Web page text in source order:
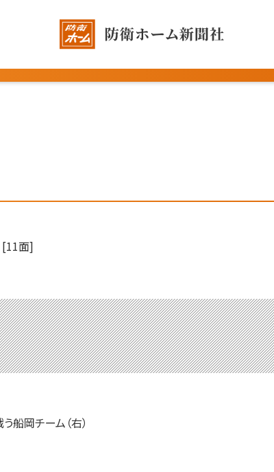
[11面]
船岡チーム（右）